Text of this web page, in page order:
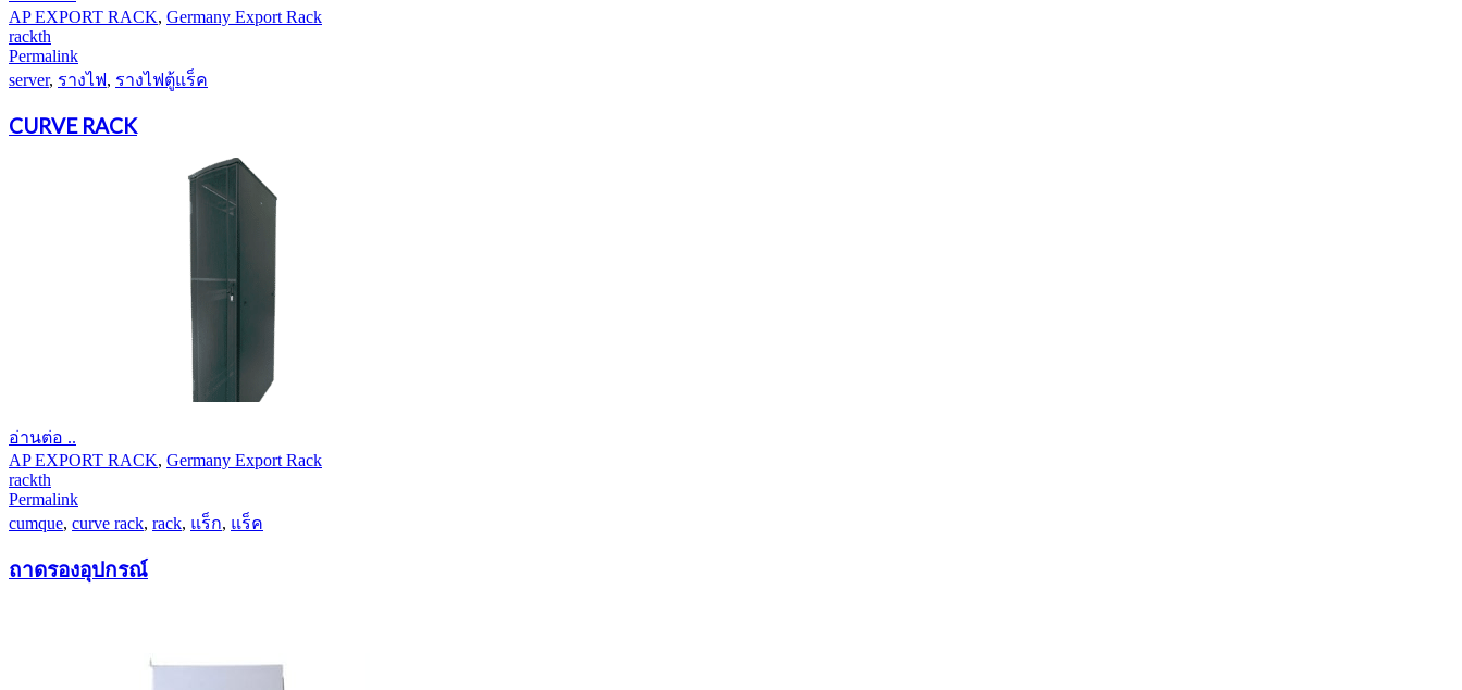
AP EXPORT RACK, Germany Export Rack
rackth
Permalink
server, รางไฟ, รางไฟตู้แร็ค
CURVE RACK
อ่านต่อ ..
AP EXPORT RACK, Germany Export Rack
rackth
Permalink
cumque, curve rack, rack, แร็ก, แร็ค
ถาดรองอุปกรณ์